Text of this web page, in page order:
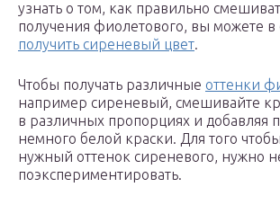
узнать о том, как правильно
получения фиолетового, вы можете в
получить сиреневый цвет.
Чтобы получать различные оттенки
например сиреневый, смешивайте
в различных пропорциях и добавляя
немного белой краски. Для того
нужный оттенок сиреневого, нужно
поэкспериментировать.